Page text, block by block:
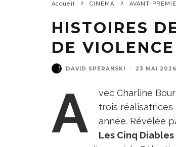
Accueil CINEMA AVANT-
HISTOIRES
DE VIOLENCE
DAVID SPERANSKI · 23 MAI 2026
A
vec Charline
trois
année. Révélée
Les Cinq Diables